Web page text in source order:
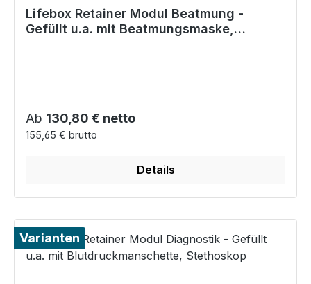
Lifebox Retainer Modul Beatmung -
Gefüllt u.a. mit Beatmungsmaske,
Regulärer Preis:
Ab 130,80 € netto
155,65 € brutto
Details
Varianten